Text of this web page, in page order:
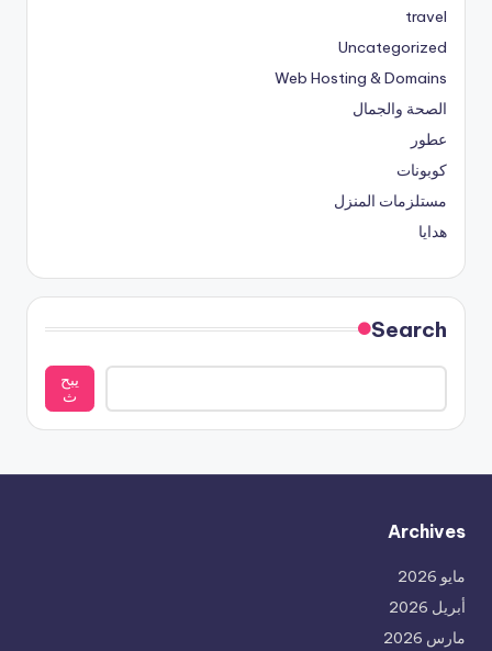
travel
Uncategorized
Web Hosting & Domains
الصحة والجمال
عطور
كوبونات
مستلزمات المنزل
هدايا
Search
يبح
ث
Archives
مايو 2026
أبريل 2026
مارس 2026